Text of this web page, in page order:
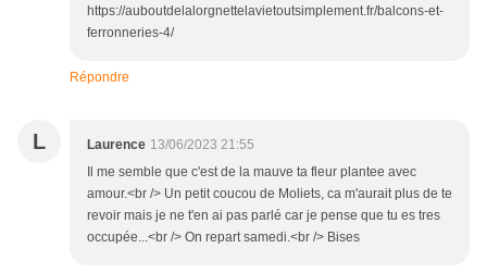
https://auboutdelalorgnettelavietoutsimplement.fr/balcons-et-
ferronneries-4/
Répondre
L Laurence 13/06/2023 21:55
Il me semble que c'est de la mauve ta fleur plantee avec
amour.<br /> Un petit coucou de Moliets, ca m'aurait plus de te
revoir mais je ne t'en ai pas parlé car je pense que tu es tres
occupée...<br /> On repart samedi.<br /> Bises